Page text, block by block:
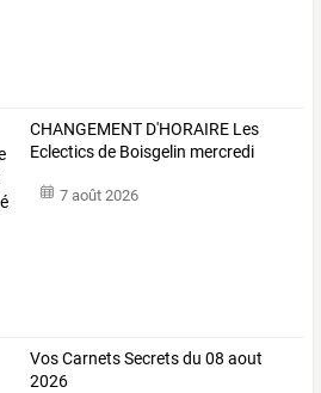
CHANGEMENT D'HORAIRE Les
Eclecticsde Boisgelin mercredi
7 août 2026
Vos Carnets Secrets du 08 aout
2026